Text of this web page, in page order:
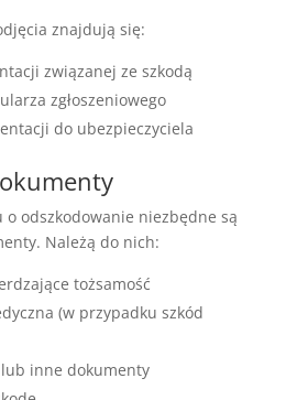
znajdują się:
związanej ze szkodą
zgłoszeniowego
do ubezpieczyciela
o odszkodowanie niezbędne są
Należą do nich:
tożsamość
(w przypadku szkód
inne dokumenty